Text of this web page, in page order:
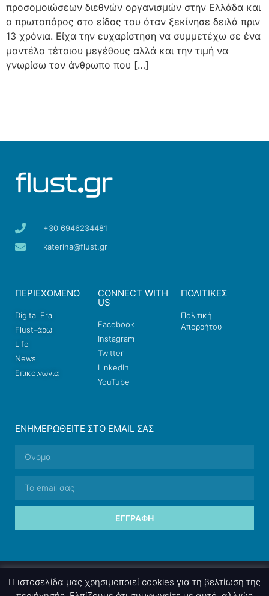
προσομοιώσεων διεθνών οργανισμών στην Ελλάδα και
ο πρωτοπόρος στο είδος του όταν ξεκίνησε δειλά πριν
13 χρόνια. Είχα την ευχαρίστηση να συμμετέχω σε ένα
μοντέλο τέτοιου μεγέθους αλλά και την τιμή να
γνωρίσω τον άνθρωπο που […]
+30 6946234481
katerina@flust.gr
ΠΕΡΙΕΧΟΜΕΝΟ
Digital Era
Flust-άρω
Life
News
Επικοινωνία
CONNECT WITH
US
Facebook
Instagram
Twitter
LinkedIn
YouTube
ΠΟΛΙΤΙΚΕΣ
Πολιτική
Απορρήτου
ΕΝΗΜΕΡΩΘΕΊΤΕ ΣΤΟ EMAIL ΣΑΣ
ΕΓΓΡΑΦΉ
Η ιστοσελίδα μας χρησιμοποιεί cookies για τη βελτίωση της